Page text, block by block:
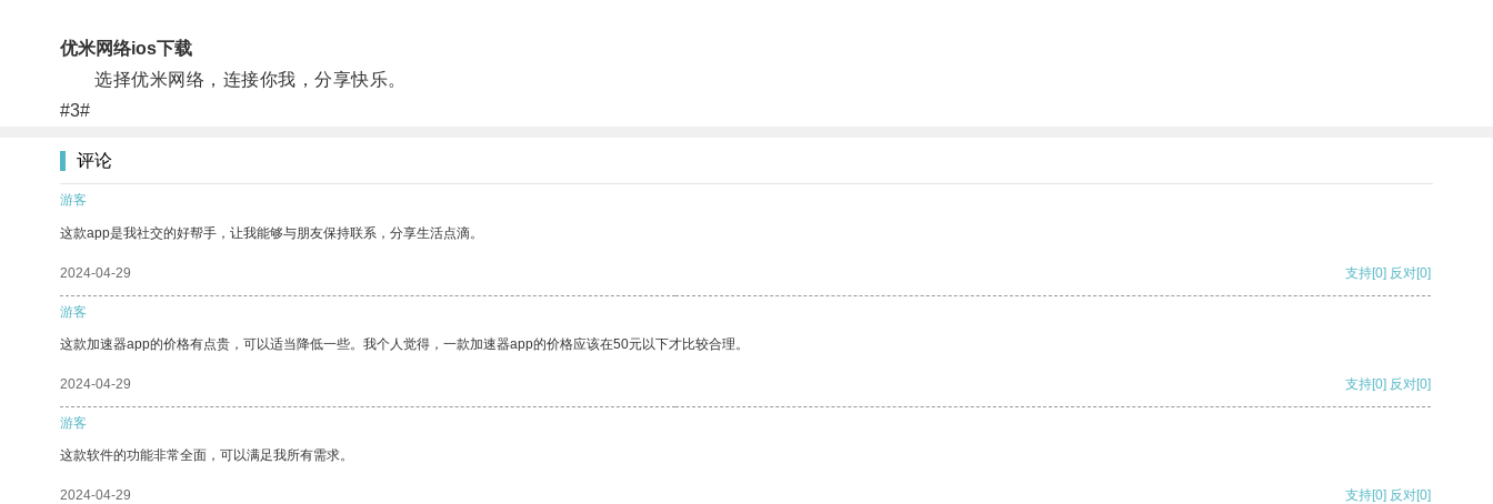
优米网络ios下载
选择优米网络，连接你我，分享快乐。
#3#
评论
游客
这款app是我社交的好帮手，让我能够与朋友保持联系，分享生活点滴。
2024-04-29 支持[0] 反对[0]
游客
这款加速器app的价格有点贵，可以适当降低一些。我个人觉得，一款加速器app的价格应该在50元以下才比较合理。
2024-04-29 支持[0] 反对[0]
游客
这款软件的功能非常全面，可以满足我所有需求。
2024-04-29 支持[0] 反对[0]